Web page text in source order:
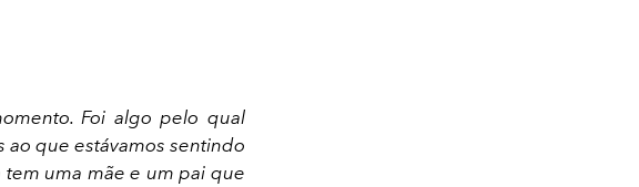
Foi algo pelo qual
que estávamos sentindo
uma mãe e um pai que